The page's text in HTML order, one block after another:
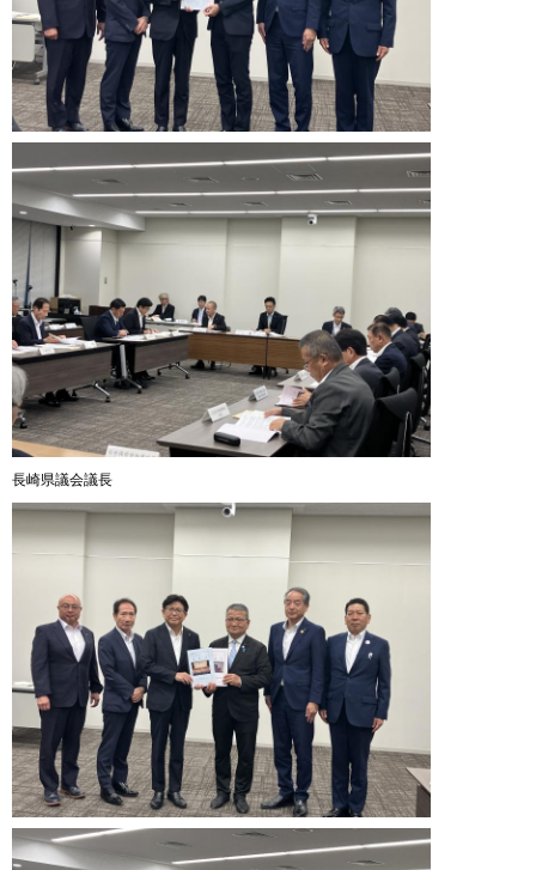
長崎県議会議長